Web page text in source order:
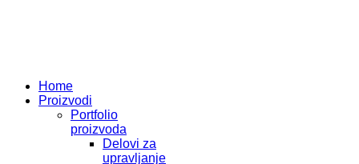
Home
Proizvodi
Portfolio
proizvoda
Delovi za
upravljanje